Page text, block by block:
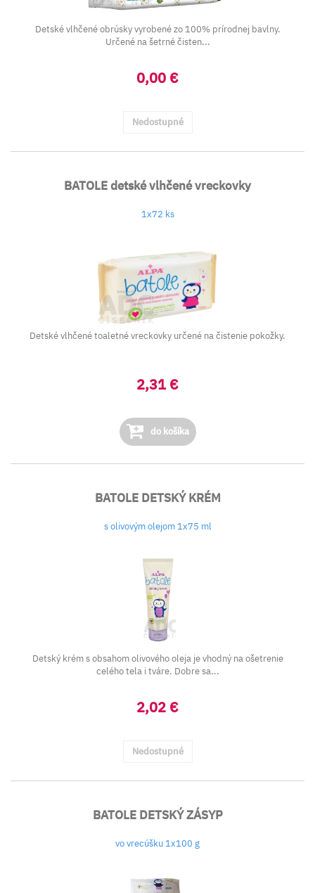
Detské vlhčené obrúsky vyrobené zo 100% prírodnej bavlny.
Určené na šetrné čisten...
0,00 €
Nedostupné
BATOLE detské vlhčené vreckovky
1x72 ks
Detské vlhčené toaletné vreckovky určené na čistenie pokožky.
2,31 €
do košíka
BATOLE DETSKÝ KRÉM
s olivovým olejom 1x75 ml
Detský krém s obsahom olivového oleja je vhodný na ošetrenie
celého tela i tváre. Dobre sa...
2,02 €
Nedostupné
BATOLE DETSKÝ ZÁSYP
vo vrecúšku 1x100 g